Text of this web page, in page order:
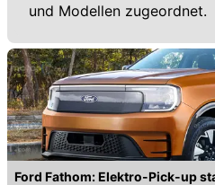
und Modellen zugeordnet.
Ford Fathom: Elektro-Pick-up